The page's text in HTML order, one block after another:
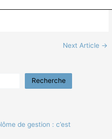
Next Article →
Recherche
de gestion : c’est